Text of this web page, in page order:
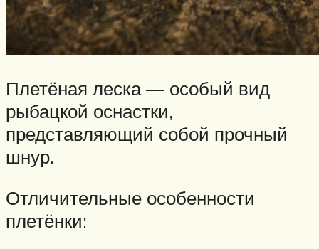
Плетёная леска — особый вид
рыбацкой оснастки,
представляющий собой прочный
шнур.
Отличительные особенности
плетёнки: